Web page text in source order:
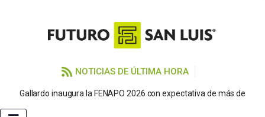
NOTICIAS DE ÚLTIMA HORA
Gallardo inaugura la FENAPO 2026 con expectativa de más de